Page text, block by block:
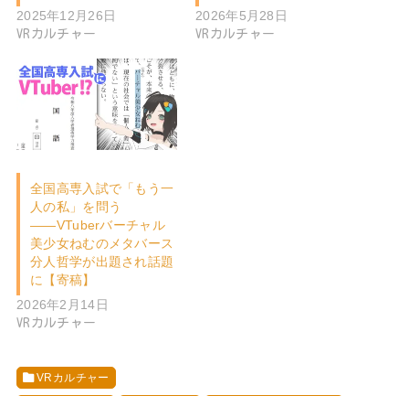
2025年12月26日
VRカルチャー
2026年5月28日
VRカルチャー
全国高専入試で「もう一
人の私」を問う
――VTuberバーチャル
美少女ねむのメタバース
分人哲学が出題され話題
に【寄稿】
2026年2月14日
VRカルチャー
VRカルチャー